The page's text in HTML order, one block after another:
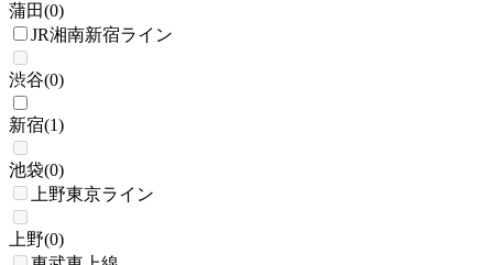
蒲田(0)
JR湘南新宿ライン
渋谷(0)
新宿(1)
池袋(0)
上野東京ライン
上野(0)